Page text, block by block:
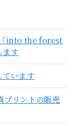
「into the forest
す
ています
リントの販売